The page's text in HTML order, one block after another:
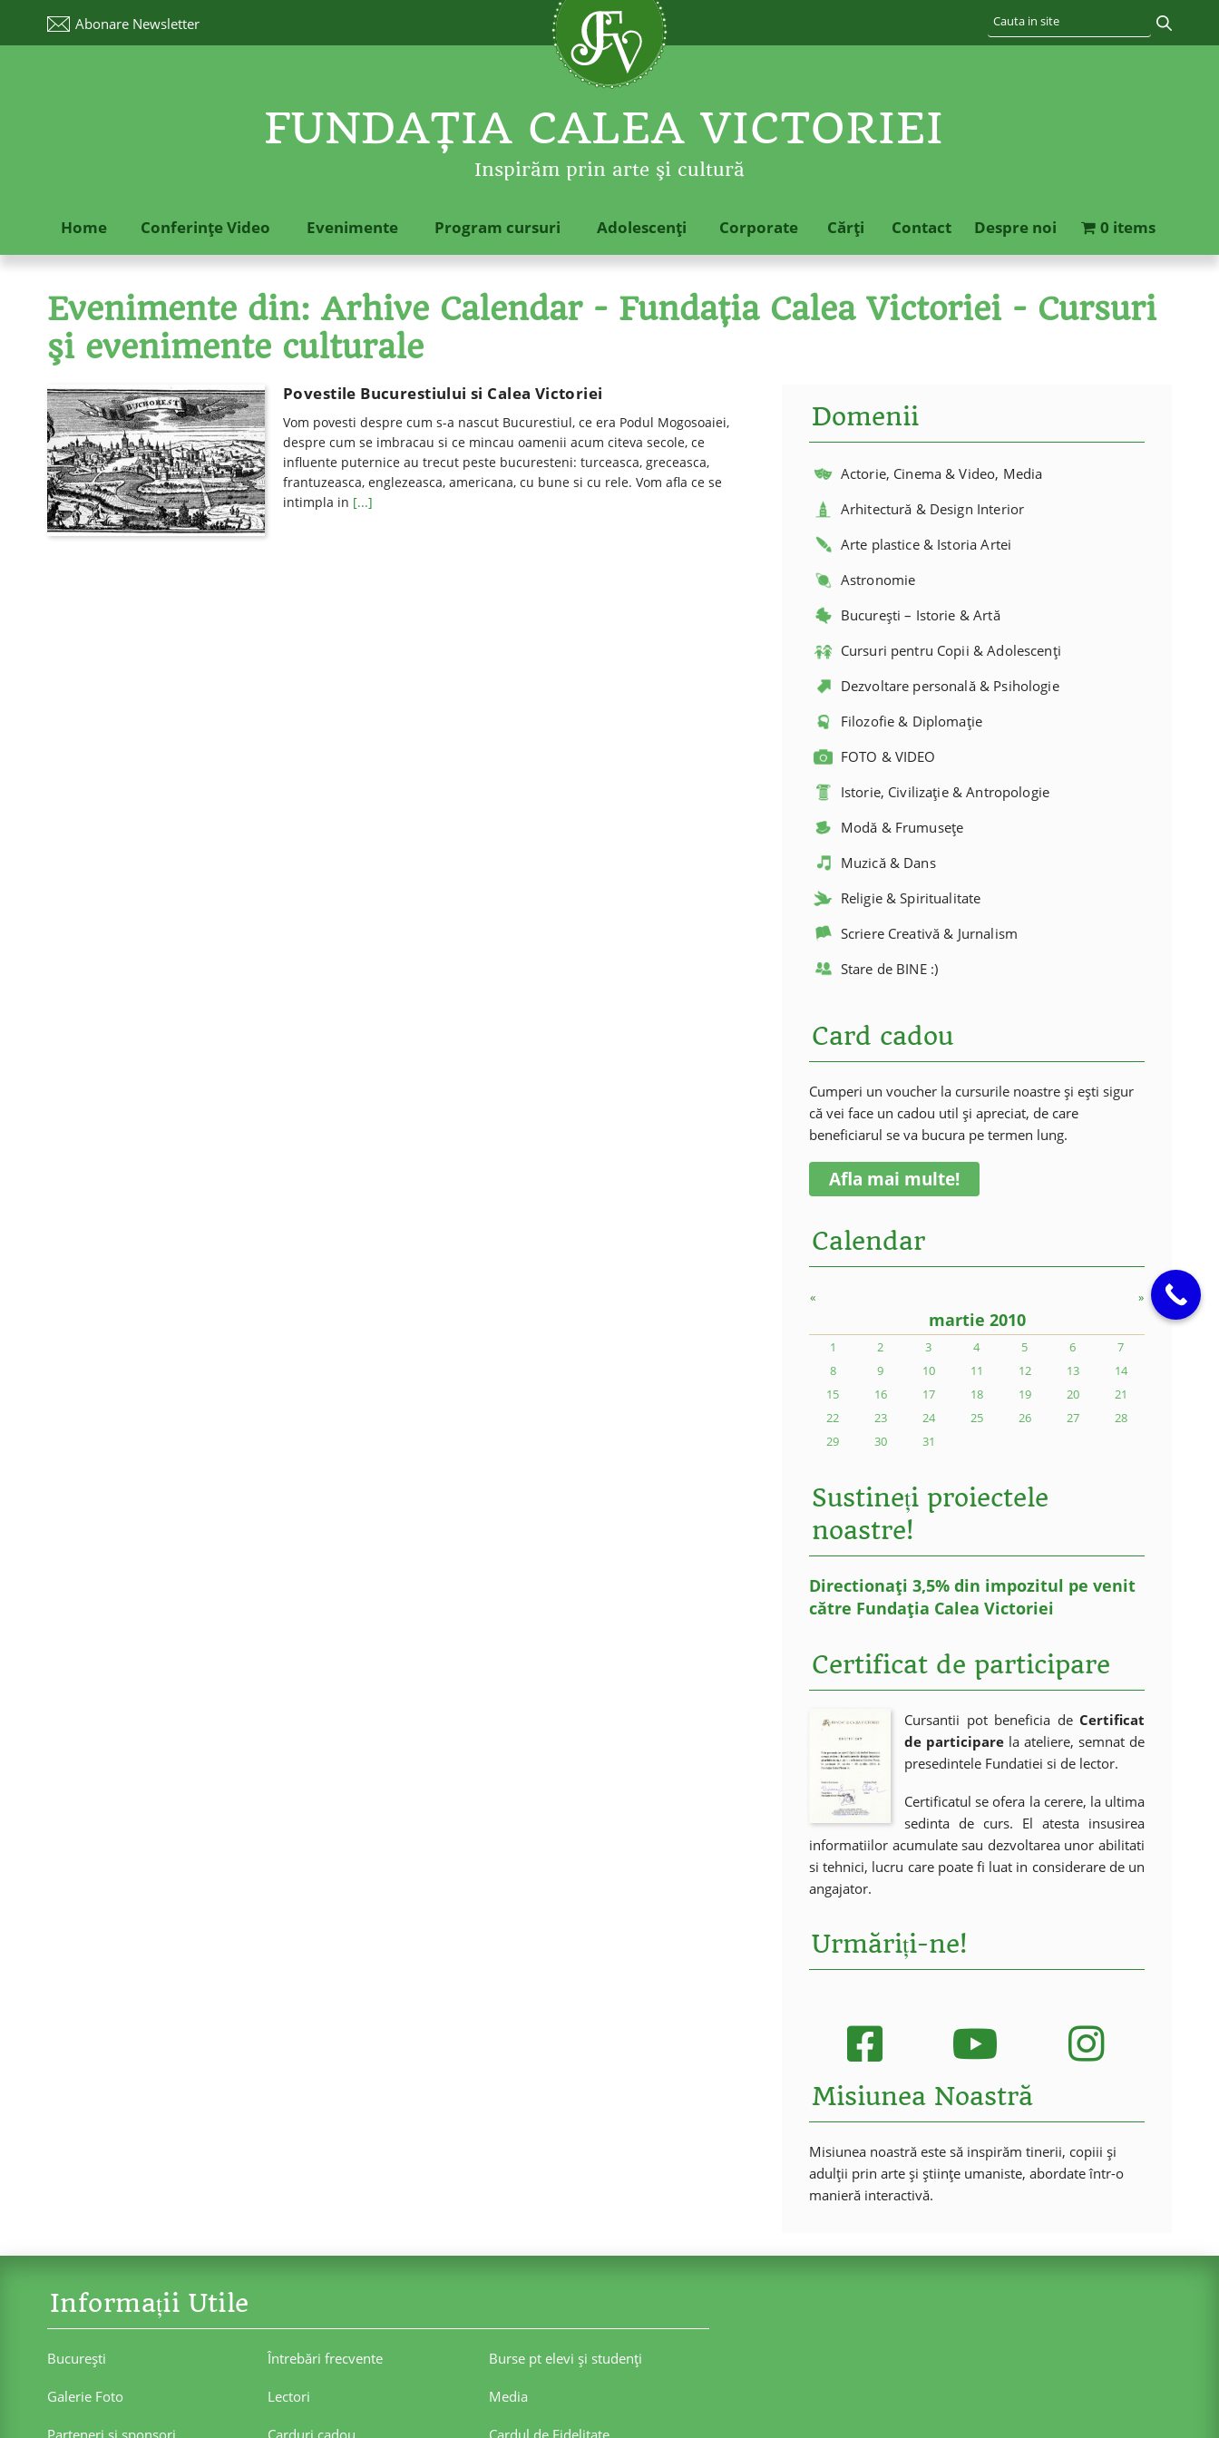
Abonare Newsletter
FUNDAŢIA CALEA VICTORIEI
Inspirăm prin arte şi cultură
Home Conferinţe Video Evenimente Program cursuri Adolescenţi Corporate Cărţi Contact Despre noi 0 items
Evenimente din: Arhive Calendar - Fundaţia Calea Victoriei - Cursuri
şi evenimente culturale
Povestile Bucurestiului si Calea Victoriei
Vom povesti despre cum s-a nascut Bucurestiul, ce era Podul Mogosoaiei,
despre cum se imbracau si ce mincau oamenii acum citeva secole, ce
influente puternice au trecut peste bucuresteni: turceasca, greceasca,
frantuzeasca, englezeasca, americana, cu bune si cu rele. Vom afla ce se
intimpla in [...]
Domenii
Actorie, Cinema & Video, Media
Arhitectură & Design Interior
Arte plastice & Istoria Artei
Astronomie
București – Istorie & Artă
Cursuri pentru Copii & Adolescenți
Dezvoltare personală & Psihologie
Filozofie & Diplomație
FOTO & VIDEO
Istorie, Civilizație & Antropologie
Modă & Frumusețe
Muzică & Dans
Religie & Spiritualitate
Scriere Creativă & Jurnalism
Stare de BINE :)
Card cadou
Cumperi un voucher la cursurile noastre și ești sigur
că vei face un cadou util și apreciat, de care
beneficiarul se va bucura pe termen lung.
Afla mai multe!
Calendar
« »
martie 2010
1 2 3 4 5 6
7
8
9 10 11 12 13
14
15
16 17 18 19 20
21
22
23 24 25 26 27
28
29
30 31
Sustineți proiectele
noastre!
Directionați 3,5% din impozitul pe venit
către Fundația Calea Victoriei
Certificat de participare
Cursantii pot beneficia de Certificat
de participare la ateliere, semnat de
presedintele Fundatiei si de lector.
Certificatul se ofera la cerere, la ultima
sedinta de curs. El atesta insusirea
informatiilor acumulate sau dezvoltarea unor abilitati
si tehnici, lucru care poate fi luat in considerare de un
angajator.
Urmăriți-ne!
Misiunea Noastră
Misiunea noastră este să inspirăm tinerii, copiii și
adulții prin arte și științe umaniste, abordate într-o
manieră interactivă.
Informații Utile
Bucureşti Întrebări frecvente Burse pt elevi şi studenţi
Galerie Foto Lectori Media
Parteneri şi sponsori Carduri cadou Cardul de Fidelitate